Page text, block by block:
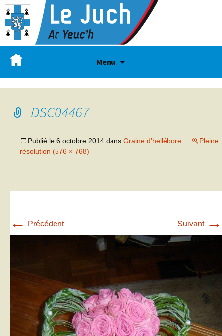
Menu
DSC04467
Publié le 6 octobre 2014 dans Graine d’hellébore
Pleine
résolution (576 × 768)
← Précédent Suivant →